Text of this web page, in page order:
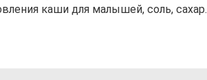
каши для малышей, соль, сахар.